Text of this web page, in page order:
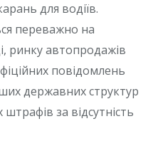
для водіїв.
переважно на
ринку автопродажів
повідомлень
державних структур
за відсутність